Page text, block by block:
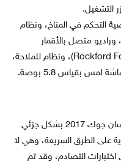
التشغيل.
التحكم في المناخ، ونظام
متصل بالأقمار
الصناعية، ونظام صوت من نوع (Rockford Fosgate)، ونظام للملاحة،
بقياس 5.8 بوصة.
: اختبرت نيسان جوك 2017 بشكل جزئي
على الطرق السريعة، وهي لا
اختبارات التصادم، وقد تم